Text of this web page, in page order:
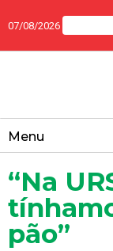
07/08/2026
Menu
“Na
pão”